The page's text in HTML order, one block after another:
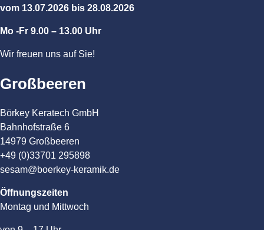
vom 13.07.2026 bis 28.08.2026
Mo -Fr 9.00 – 13.00 Uhr
Wir freuen uns auf Sie!
Großbeeren
Börkey Keratech GmbH
Bahnhofstraße 6
14979 Großbeeren
+49 (0)33701 295898
sesam@boerkey-keramik.de
Öffnungszeiten
Montag und Mittwoch